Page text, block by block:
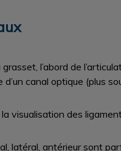
l’abord de
canal optique (plus
visualisation des
latéral, antérieur sont